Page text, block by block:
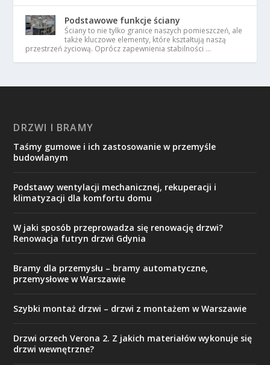
Podstawowe funkcje ściany
Ściany to nie tylko granice naszych pomieszczeń, ale
także kluczowe elementy, które kształtują naszą
przestrzeń życiową. Oprócz zapewnienia stabilności …
DRZWI I BRAMY
Taśmy gumowe i ich zastosowanie w przemyśle
budowlanym
Podstawy wentylacji mechanicznej, rekuperacji i
klimatyzacji dla komfortu domu
W jaki sposób przeprowadza się renowację drzwi?
Renowacja futryn drzwi Gdynia
Bramy dla przemysłu – bramy automatyczne,
przemysłowe w Warszawie
Szybki montaż drzwi – drzwi z montażem w Warszawie
Drzwi orzech Verona 2. Z jakich materiałów wykonuje się
drzwi wewnętrzne?